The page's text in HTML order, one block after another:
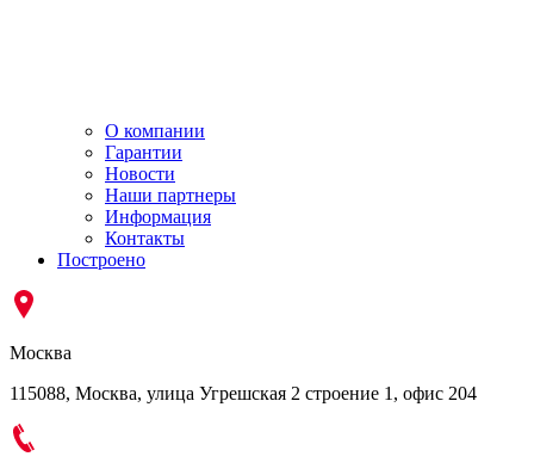
О компании
Гарантии
Новости
Наши партнеры
Информация
Контакты
Построено
Москва
115088, Москва, улица Угрешская 2 строение 1, офис 204